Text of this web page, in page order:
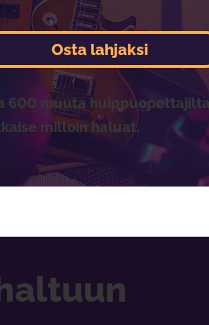
600 muuta
milloin haluat.
Osta lahjaksi